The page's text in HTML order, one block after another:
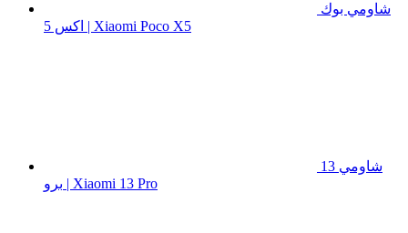
شاومي بوك
اكس 5 | Xiaomi Poco X5
شاومي 13
برو | Xiaomi 13 Pro